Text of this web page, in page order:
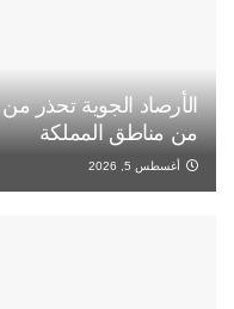
الأرصاد الجوية تحذر
من مناطق المملكة
أغسطس 5, 2026